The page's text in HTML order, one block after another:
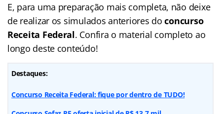
E, para uma preparação mais completa, não deixe
de realizar os simulados anteriores doconcurso
Receita Federal. Confira o material completo ao
longo deste conteúdo!
Destaques:
Concurso Receita Federal: fique por dentro de TUDO!